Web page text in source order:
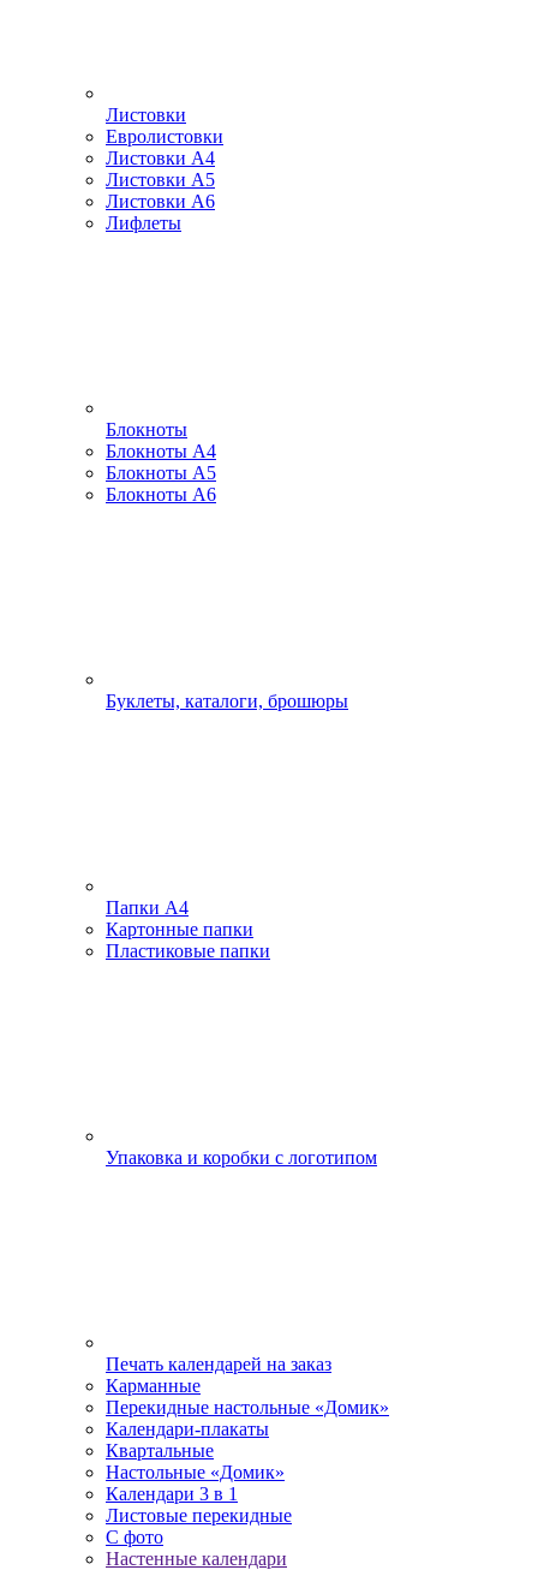
Листовки
Евролистовки
Листовки А4
Листовки А5
Листовки А6
Лифлеты
Блокноты
Блокноты А4
Блокноты А5
Блокноты А6
Буклеты, каталоги, брошюры
Папки А4
Картонные папки
Пластиковые папки
Упаковка и коробки с логотипом
Печать календарей на заказ
Карманные
Перекидные настольные «Домик»
Календари-плакаты
Квартальные
Настольные «Домик»
Календари 3 в 1
Листовые перекидные
С фото
Настенные календари